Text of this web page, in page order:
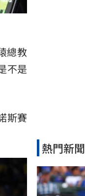
總教
不是
斯賽
熱門新聞